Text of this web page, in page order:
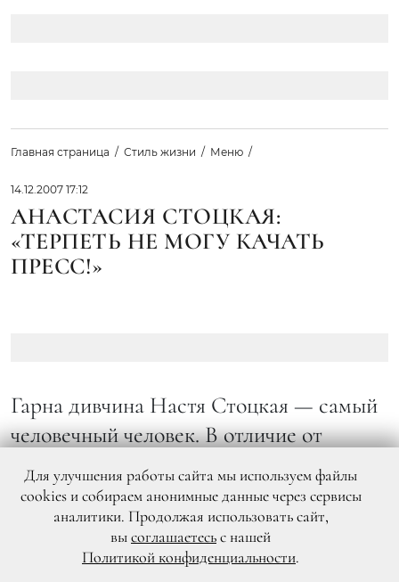
Главная страница Стиль жизни Меню
14.12.2007 17:12
АНАСТАСИЯ СТОЦКАЯ:
«ТЕРПЕТЬ НЕ МОГУ КАЧАТЬ
ПРЕСС!»
Гарна дивчина Настя Стоцкая — самый
человечный человек. В отличие от
многих других звезд Настя не стала
делать вид, что презирает диеты, а
прекрасная фигура досталась ей от
природы. Напротив, певица охотно
Для улучшения работы сайта мы используем файлы
cookies и собираем анонимные данные через сервисы
аналитики. Продолжая использовать сайт,
высоглашаетесьс нашей
Политикой конфиденциальности.